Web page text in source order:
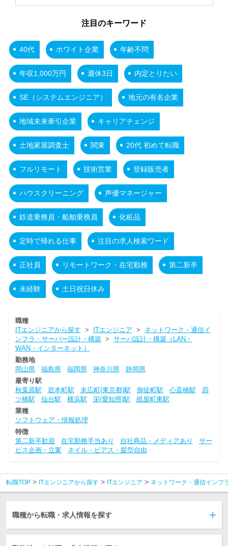
注目のキーワード
40代 ホワイト企業 年齢不問
年収1,000万円 週休3日 内定とりたい
SE（システムエンジニア） 地元の有名企業
地域未来牽引企業 キャリアチェンジ
土地家屋調査士 関東 20代 初めて転職
フルリモート 技術営業 登録販売者
ハウスクリーニング 声優マネージャー
鉄道乗務員・船舶乗務員 化粧品
定時で帰れる仕事 注目の求人検索ワード
正社員 リモートワーク・在宅勤務 第二新卒
未経験 土日祝日休み
職種
ITエンジニアから探す > ITエンジニア > ネットワーク・通信イ
ンフラ・サーバー設計・構築> サーバ設計・構築（LAN・
WAN・インターネット）
勤務地
岡山県
福島県 福岡県 神奈川県
静岡県
最寄り駅
秋葉原駅
岩本町駅 末広町(東京都)駅 御徒町駅 心斎橋駅
四
ツ橋駅
仙台駅 横浜駅 栄(愛知県)駅
紙屋町東駅
業種
ソフトウェア・情報処理
特徴
第二新卒歓迎
在宅勤務手当あり 自社商品・メディアあり
サー
ビス企画・立案
ネイル・ピアス・髪型自由
転職TOP ITエンジニアから探す ITエンジニア ネットワーク・通信インフ
職種から転職・求人情報を探す